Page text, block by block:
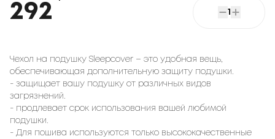
292 1
Чехол на подушку Sleepcover – это удобная вещь,
обеспечивающая дополнительную защиту подушки.
- защищает вашу подушку от различных видов
загрязнений.
- продлевает срок использования вашей любимой
подушки.
- Для пошива используются только высококачественные